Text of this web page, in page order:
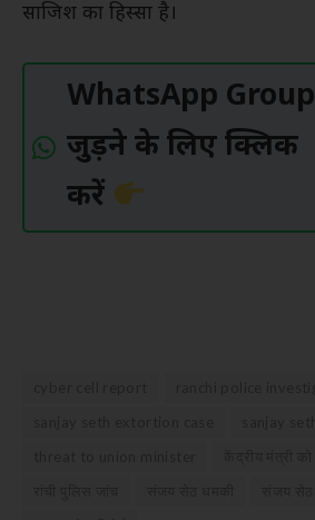
साजिश का हिस्सा है।
WhatsApp Group
जुड़ने के लिए क्लिक
करें